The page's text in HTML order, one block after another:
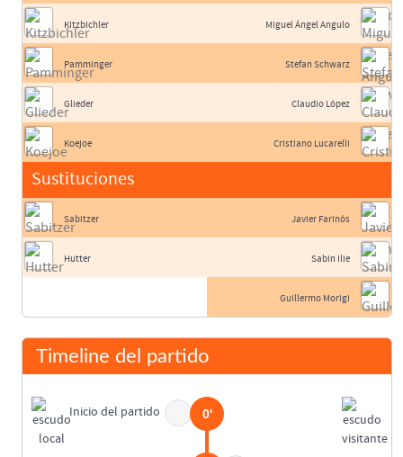
Kitzbichler
Pamminger
Glieder
Koejoe
Sustituciones
Sabitzer
Hutter
Miguel Ángel Angulo
Stefan Schwarz
Claudio López
Cristiano Lucarelli
Javier Farinós
Sabin Ilie
Guillermo Morigi
Timeline del partido
Inicio del partido 0'